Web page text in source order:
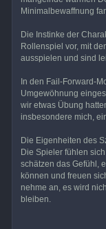
Minimalbewaffnung
Die Instinke der
Rollenspiel vor, mit
ausspielen und sind
In den Fail-Forward-
Umgewöhnung
wir etwas Übung
insbesondere mich,
Die Eigenheiten des
Die Spieler fühlen
schätzen das Gefühl,
können und freuen
nehme an, es wird
bleiben.